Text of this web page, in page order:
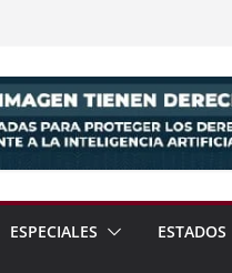
ESPECIALES ESTADOS